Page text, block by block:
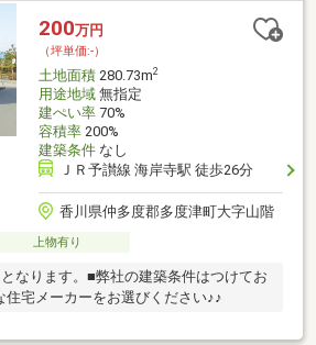
200万円
（坪単価:-）
土地面積280.73m2
用途地域無指定
建ぺい率70%
容積率200%
建築条件なし
ＪＲ予讃線 海岸寺駅 徒歩26分
香川県仲多度郡多度津町大字山階
上物有り
なります。■弊社の建築条件はつけてお
住宅メーカーをお選びください♪♪